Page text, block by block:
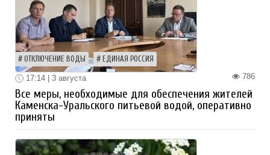
ОТКЛЮЧЕНИЕ ВОДЫ ЕДИНАЯ РОССИЯ
786
17:14 | 3 августа
Все меры, необходимые для обеспечения жителей
Каменска-Уральского питьевой водой, оперативно
приняты